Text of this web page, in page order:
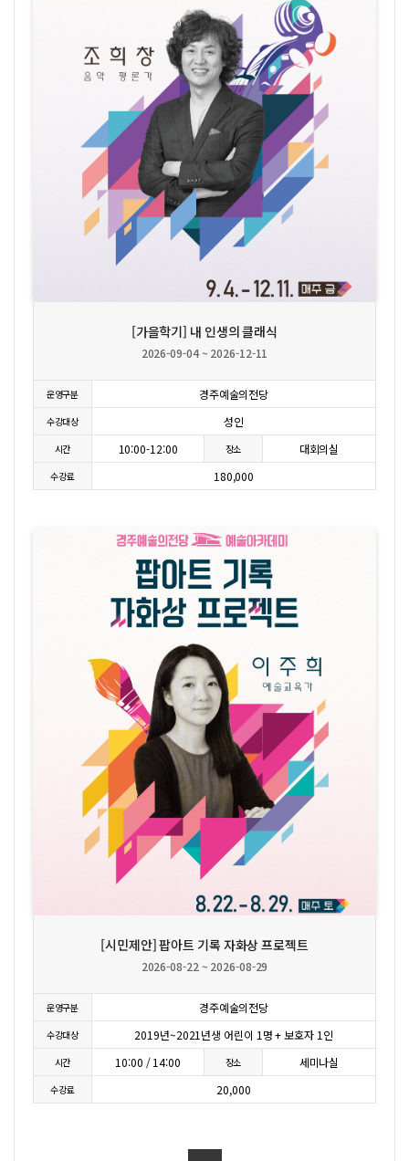
상세보기
[가을학기] 내 인생의 클래식
2026-09-04 ~ 2026-12-11
운영구분 경주예술의전당
수강대상 성인
시간 10:00-12:00 장소 대회의실
수강료 180,000
상세보기
[시민제안] 팝아트 기록 자화상 프로젝트
2026-08-22 ~ 2026-08-29
운영구분 경주예술의전당
수강대상 2019년~2021년생 어린이 1명 + 보호자 1인
시간 10:00 / 14:00 장소 세미나실
수강료 20,000